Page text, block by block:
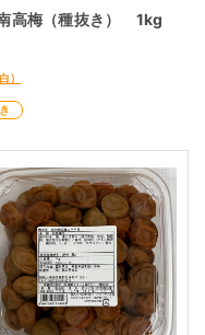
高梅（種抜き） 1kg
）